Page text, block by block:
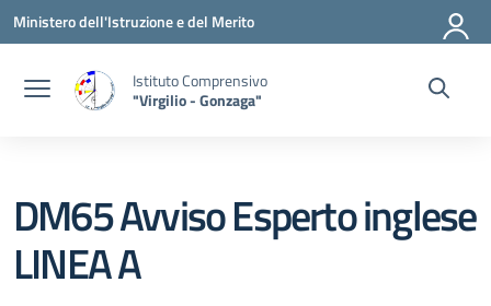
Vai ai contenuti
Vai al menu di navigazione
Vai al footer
Ministero dell'Istruzione e del Merito
Istituto Comprensivo
"Virgilio - Gonzaga"
DM65 Avviso Esperto inglese
LINEA A